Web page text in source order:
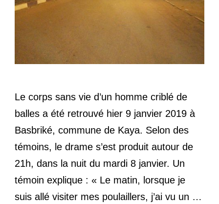
Le corps sans vie d’un homme criblé de
balles a été retrouvé hier 9 janvier 2019 à
Basbriké, commune de Kaya. Selon des
témoins, le drame s’est produit autour de
21h, dans la nuit du mardi 8 janvier. Un
témoin explique : « Le matin, lorsque je
suis allé visiter mes poulaillers, j’ai vu un …